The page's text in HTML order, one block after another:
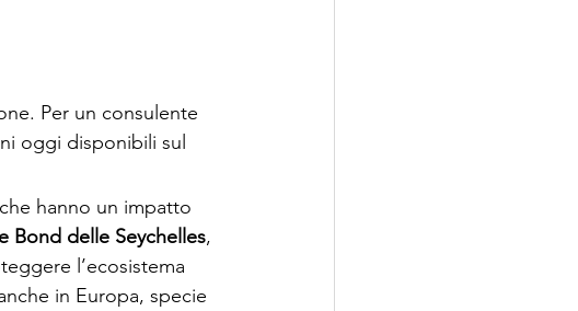
Per un consulente
oggi disponibili sul
hanno un impatto
Bond delle Seychelles,
l’ecosistema
in Europa, specie